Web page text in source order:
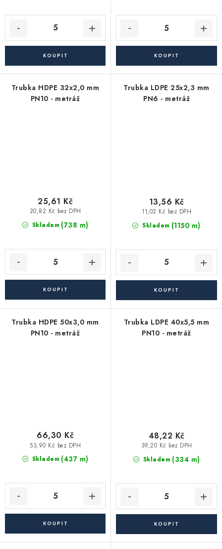
Trubka HDPE 32x2,0 mm
PN10 - metráž
Skladem (738 m)
20,82 Kč bez DPH
25,61 Kč
Trubka LDPE 25x2,3 mm
PN6 - metráž
Skladem (1150 m)
11,02 Kč bez DPH
13,56 Kč
Trubka HDPE 50x3,0 mm
PN10 - metráž
Skladem (437 m)
53,90 Kč bez DPH
66,30 Kč
Trubka LDPE 40x5,5 mm
PN10 - metráž
Skladem (334 m)
39,20 Kč bez DPH
48,22 Kč